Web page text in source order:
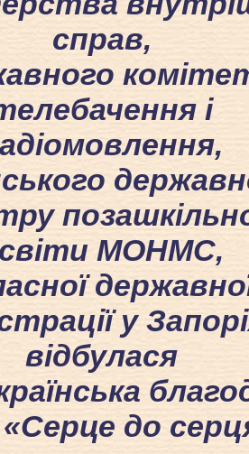
справ,
і
МОНМС,
у
відбулася
«Серце до